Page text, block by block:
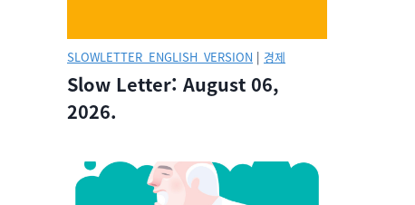
SLOWLETTER_ENGLISH_VERSION | 경제
Slow Letter: August 06,
2026.